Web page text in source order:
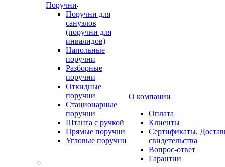
Поручни
Поручни для
санузлов
(поручни для
инвалидов)
Напольные
поручни
Разборные
поручни
Откидные
поручни
Стационарные
поручни
Штанга с ручкой
Прямые поручни
Угловые поручни
О компании
Оплата
Клиенты
Сертификаты,
свидетельства
Вопрос-ответ
Гарантии